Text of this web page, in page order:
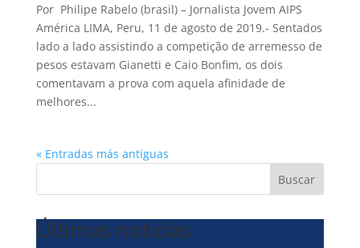
Por Philipe Rabelo (brasil) – Jornalista Jovem AIPS
América LIMA, Peru, 11 de agosto de 2019.- Sentados
lado a lado assistindo a competição de arremesso de
pesos estavam Gianetti e Caio Bonfim, os dois
comentavam a prova com aquela afinidade de
melhores...
« Entradas más antiguas
Buscar
Últimas noticias